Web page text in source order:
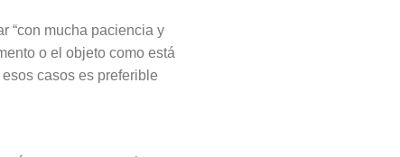
“con mucha paciencia y
o el objeto como está
casos es preferible